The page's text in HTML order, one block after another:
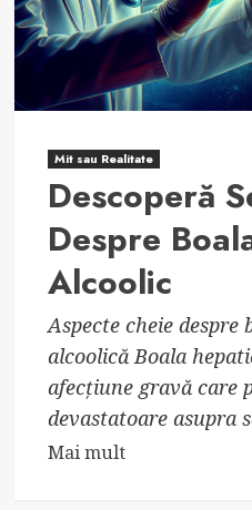
Mit sau Realitate
Descoperă
Despre
Alcoolic
Aspecte cheie despre
alcoolică Boala
afecțiune gravă care
devastatoare asupra
Mai multRead